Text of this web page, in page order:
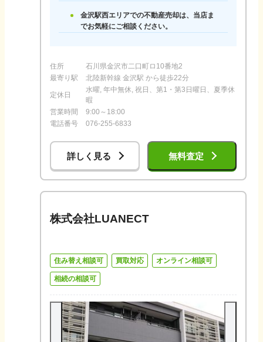
金沢駅西エリアでの不動産売却は、当店ま
でお気軽にご相談ください。
住所
石川県金沢市二口町ロ10番地2
最寄り駅
北陸新幹線 金沢駅 から徒歩22分
定休日
水曜, 年中無休, 祝日、第1・第3日曜日、夏季休
暇
営業時間
9:00～18:00
電話番号
076-255-6833
詳しく見る 無料査定
株式会社LUANECT
住み替え相談可 買取対応 オンライン相談可
相続の相談可